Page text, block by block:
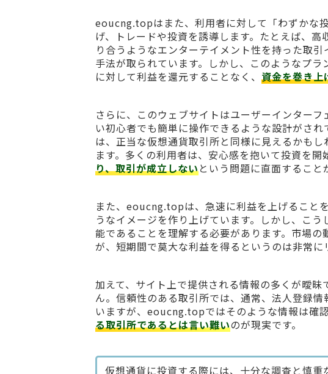
eoucng.topはまた、利用者に対して「わずかな
げ、トレードや投資を誘導します。たとえば、
り合うようなエンターテイメント性を持った取
手法が取られています。しかし、このようなプ
に対して利益を還元することなく、 資金を巻き上
さらに、このウェブサイトはユーザーインター
い初心者でも簡単に操作できるような設計がさ
は、正当な仮想通貨取引所と同様に見えるかも
ます。多くの利用者は、安心感を抱いて投資を開
り、取引が成立しないという問題に直面すること
また、eoucng.topは、急速に利益を上げること
うなイメージを作り上げています。しかし、こ
能であることを理解する必要があります。市場
が、短期間で莫大な利益を得るというのは非常に
加えて、サイト上で提供される情報の多くが曖
ん。信頼性のある取引所では、通常、法人登録
いますが、eoucng.topではそのような情報は確
る取引所であるとは言い難いのが現実です。
仮想通貨に投資する際には、十分な調査と慎